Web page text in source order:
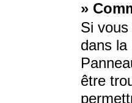
»
Si
dans la
être